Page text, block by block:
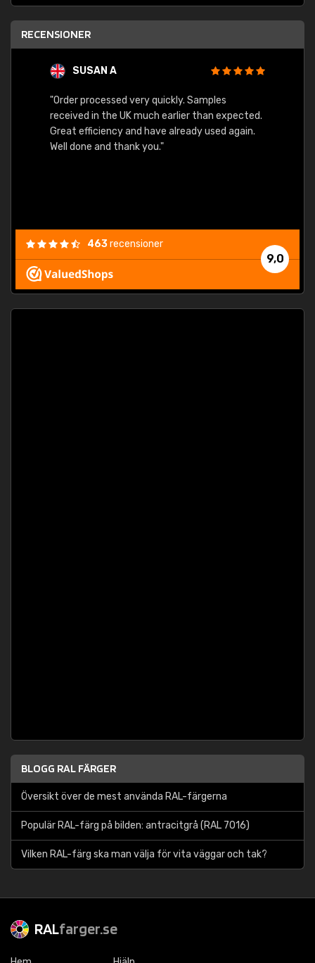
RECENSIONER
SUSAN A
"Order processed very quickly. Samples
received in the UK much earlier than expected.
Great efficiency and have already used again.
Well done and thank you."
9,0
463recensioner
BLOGG RAL FÄRGER
Översikt över de mest använda RAL-färgerna
Populär RAL-färg på bilden: antracitgrå (RAL 7016)
Vilken RAL-färg ska man välja för vita väggar och tak?
RALfarger.se